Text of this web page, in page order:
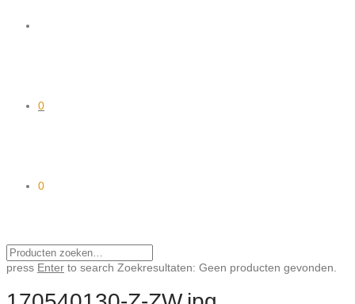
0
0
press Enter to search Zoekresultaten: Geen producten gevonden.